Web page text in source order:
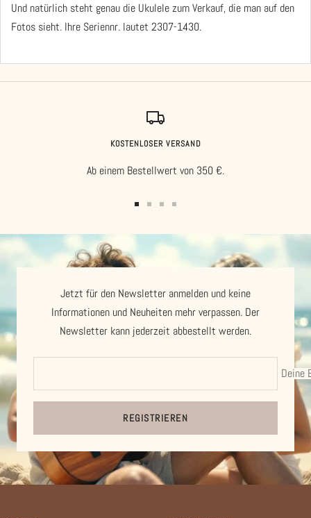
Und natürlich steht genau die Ukulele zum Verkauf, die man auf den
Fotos sieht. Ihre Seriennr. lautet 2307-1430.
KOSTENLOSER VERSAND
Ab einem Bestellwert von 350 €.
Slide
gehen
SlideSlideSlide
4
gehen
Jetzt für den Newsletter anmelden und keine
Informationen und Neuheiten mehr verpassen. Der
Newsletter kann jederzeit abbestellt werden.
Deine
REGISTRIEREN